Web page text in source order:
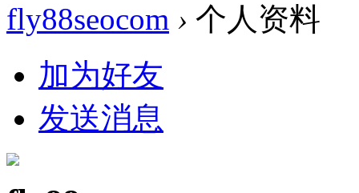
fly88seocom › 个人资料
加为好友
发送消息